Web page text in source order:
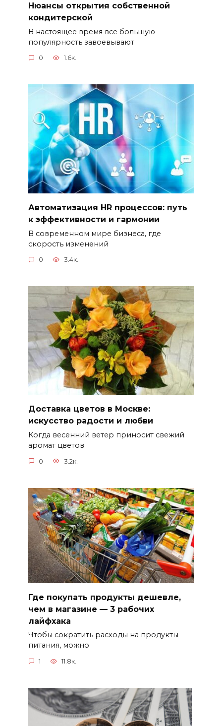
Нюансы открытия собственной
кондитерской
В настоящее время все большую
популярность завоевывают
0 1.6к.
Автоматизация HR процессов: путь
к эффективности и гармонии
В современном мире бизнеса, где
скорость изменений
0 3.4к.
Доставка цветов в Москве:
искусство радости и любви
Когда весенний ветер приносит свежий
аромат цветов
0 3.2к.
Где покупать продукты дешевле,
чем в магазине — 3 рабочих
лайфхака
Чтобы сократить расходы на продукты
питания, можно
1 11.8к.